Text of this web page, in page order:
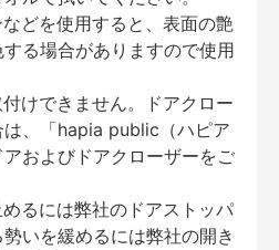
どを使用すると、表面の艶
る場合がありますので使用
けできません。ドアクロー
、「hapia public（ハピア
およびドアクローザーをご
るには弊社のドアストッパ
いを緩めるには弊社の開き